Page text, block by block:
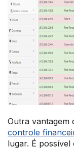
Outra vantagem
controle
lugar. É